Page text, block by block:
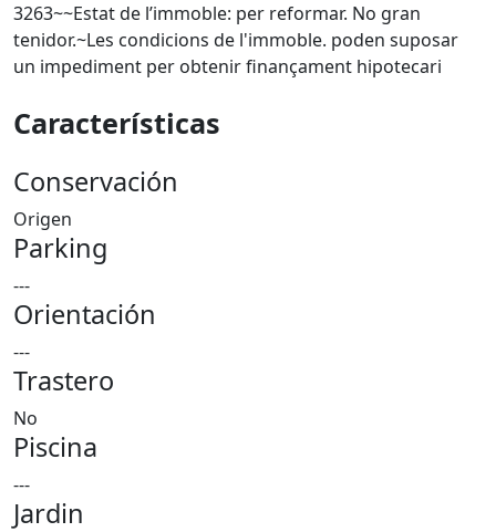
3263~~Estat de l’immoble: per reformar. No gran
tenidor.~Les condicions de l'immoble. poden suposar
un impediment per obtenir finançament hipotecari
Características
Conservación
Origen
Parking
---
Orientación
---
Trastero
No
Piscina
---
Jardin